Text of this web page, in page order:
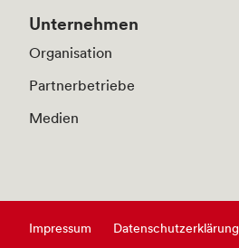
Unternehmen
Organisation
Partnerbetriebe
Medien
Impressum Datenschutzerklärung